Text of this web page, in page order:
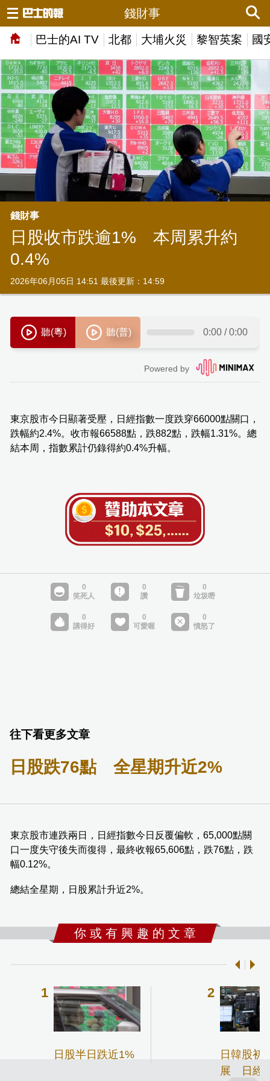
巴士的AI TV 北都 大埔火災 黎智英案 國
錢財事
錢財事
日股收市跌逾1% 本周累升約
0.4%
2026年06月05日 14:51 最後更新：14:59
東京股市今日顯著受壓，日經指數一度跌穿66000點關口，
跌幅約2.4%。收市報66588點，跌882點，跌幅1.31%。總
結本周，指數累計仍錄得約0.4%升幅。
往下看更多文章
日股跌76點 全星期升近2%
東京股市連跌兩日，日經指數今日反覆偏軟，65,000點關
口一度失守後失而復得，最終收報65,606點，跌76點，跌
幅0.12%。
總結全星期，日股累計升近2%。
你 或 有 興 趣 的 文 章
日股半日跌近1%
日韓股初
展 日經